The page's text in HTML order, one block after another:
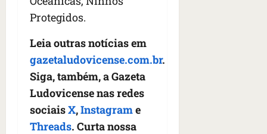
Protegidos.
Leia outras notícias em
gazetaludovicense.com.br.
Siga, também, a Gazeta
Ludovicense nas redes
sociaisX,Instagrame
Threads. Curta nossa